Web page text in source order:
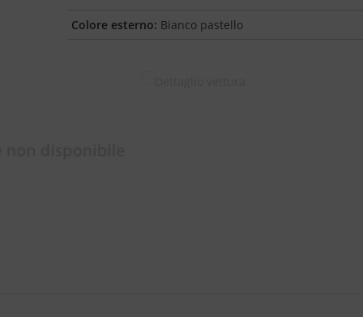
Colore esterno: Bianco pastello